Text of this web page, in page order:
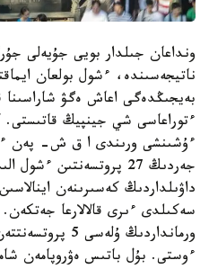
ونداعان جىلدار بويى جۇيەلى
ناتيجەسىندە، ءشول بولعان
بەيجىڭدەگى اعاش ەگۋ شاراسىنا
ءتوراعاسى شي جينپيڭ قاتىستى.
ءۇشىنشى ورىندى ا ق ش- پەن
جەردىڭ 27 پروتسەنتىن
داۋىلداردىڭ كەسىرىنەن
سەكىلدى ءىرى قالالارعا
ءوستى. بۇل باتىس ەۋروپامەن